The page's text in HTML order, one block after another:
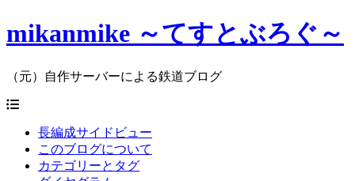
mikanmike ～てすとぶろぐ～
（元）自作サーバーによる鉄道ブログ
長編成サイドビュー
このブログについて
カテゴリーとタグ